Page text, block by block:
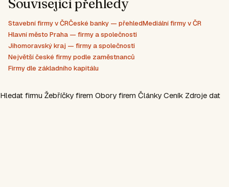
Související přehledy
Stavební firmy v ČRČeské banky — přehledMediální firmy v ČR
Hlavní město Praha — firmy a společnosti
Jihomoravský kraj — firmy a společnosti
Největší české firmy podle zaměstnanců
Firmy dle základního kapitálu
Hledat firmu Žebříčky firem Obory firem Články Ceník Zdroje dat